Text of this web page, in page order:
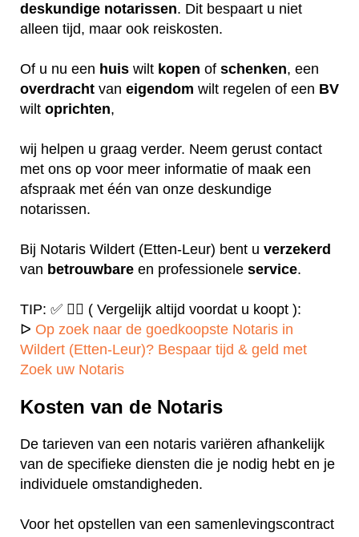
deskundige notarissen. Dit bespaart u niet
alleen tijd, maar ook reiskosten.
Of u nu een huis wilt kopen of schenken, een
overdracht van eigendom wilt regelen of een BV
wilt oprichten,
wij helpen u graag verder. Neem gerust contact
met ons op voor meer informatie of maak een
afspraak met één van onze deskundige
notarissen.
Bij Notaris Wildert (Etten-Leur) bent u verzekerd
van betrouwbare en professionele service.
TIP: ✅ ✍🏻 ( Vergelijk altijd voordat u koopt ):
ᐅ Op zoek naar de goedkoopste Notaris in
Wildert (Etten-Leur)? Bespaar tijd & geld met
Zoek uw Notaris
Kosten van de Notaris
De tarieven van een notaris variëren afhankelijk
van de specifieke diensten die je nodig hebt en je
individuele omstandigheden.
Voor het opstellen van een samenlevingscontract